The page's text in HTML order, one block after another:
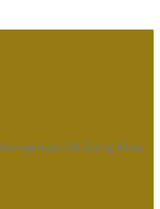
Rd, Bang Khae